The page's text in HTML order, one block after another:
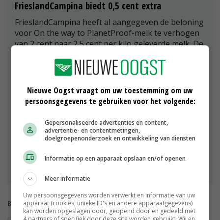
FrieslandCampina biedt 0,5 cent extra
FrieslandCampina heeft al aangegeven de beloning
voor On the way to PlanetProof-melk te verhogen
van 2 cent naar 2,5 cent per kilo geleverde melk. De
opgehaald uit de markt. Hoewel SMK niet gaat over
het verdienmodel en de beloning vanuit de markt,
is de haalbaarheid volgens Herman Docters van
Leeuwen van SMK een belangrijk uitgangspunt.
'Met marktpartijen is gekeken naar wat de nieuwe
eisen moeten kosten en wat het voor de
maatschappij oplevert. Zo hebben we die
meerkosten berekend en dit meegeven aan
marktpartijen. Een lastig kostenplaatje. De
meerkosten van de nieuwe eisen zijn voor ieder
melkveebedrijf verschillend.'
Bekijk meer over:
Nieuwe Oogst vraagt om uw toestemming om uw
persoonsgegevens te gebruiken voor het volgende:
Gepersonaliseerde advertenties en content,
advertentie- en contentmetingen,
doelgroepenonderzoek en ontwikkeling van diensten
Informatie op een apparaat opslaan en/of openen
Meer informatie
Uw persoonsgegevens worden verwerkt en informatie van uw
apparaat (cookies, unieke ID's en andere apparaatgegevens)
kan worden opgeslagen door, geopend door en gedeeld met